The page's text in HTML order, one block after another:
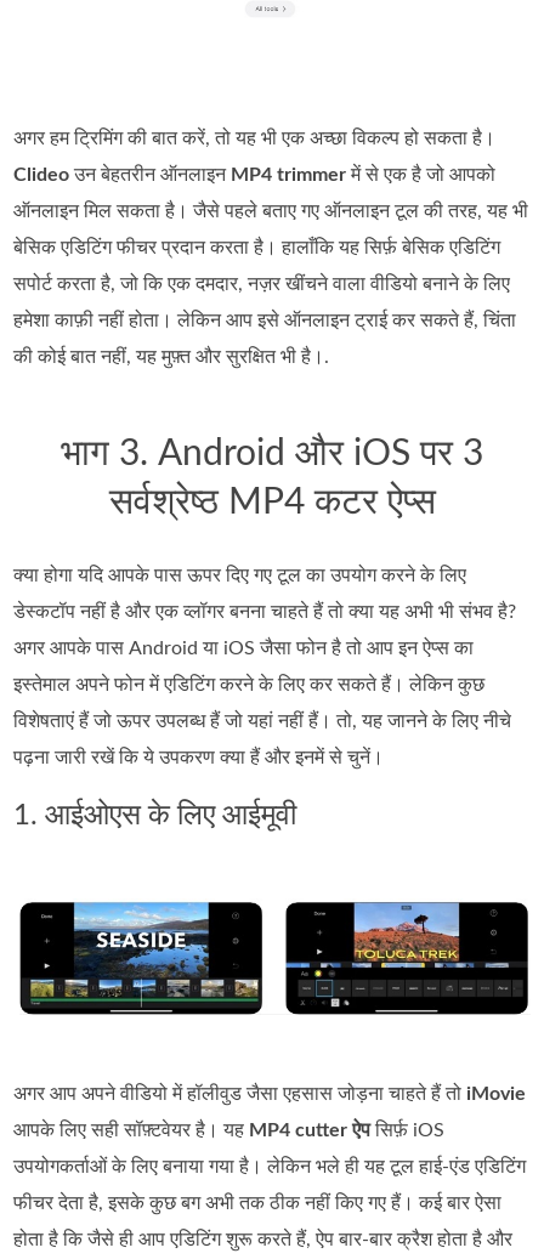
अगर हम ट्रिमिंग की बात करें, तो यह भी एक अच्छा विकल्प हो सकता है।
Clideoउन बेहतरीन ऑनलाइन MP4 trimmerमें से एक है जो आपको
ऑनलाइन मिल सकता है। जैसे पहले बताए गए ऑनलाइन टूल की तरह, यह भी
बेसिक एडिटिंग फीचर प्रदान करता है। हालाँकि यह सिर्फ़ बेसिक एडिटिंग
सपोर्ट करता है, जो कि एक दमदार, नज़र खींचने वाला वीडियो बनाने के लिए
हमेशा काफ़ी नहीं होता। लेकिन आप इसे ऑनलाइन ट्राई कर सकते हैं, चिंता
की कोई बात नहीं, यह मुफ़्त और सुरक्षित भी है।.
भाग 3. Android और iOS पर 3
सर्वश्रेष्ठ MP4 कटर ऐप्स
क्या होगा यदि आपके पास ऊपर दिए गए टूल का उपयोग करने के लिए
डेस्कटॉप नहीं है और एक व्लॉगर बनना चाहते हैं तो क्या यह अभी भी संभव है?
अगर आपके पास Android या iOS जैसा फोन है तो आप इन ऐप्स का
इस्तेमाल अपने फोन में एडिटिंग करने के लिए कर सकते हैं। लेकिन कुछ
विशेषताएं हैं जो ऊपर उपलब्ध हैं जो यहां नहीं हैं। तो, यह जानने के लिए नीचे
पढ़ना जारी रखें कि ये उपकरण क्या हैं और इनमें से चुनें।
1. आईओएस के लिए आईमूवी
अगर आप अपने वीडियो में हॉलीवुड जैसा एहसास जोड़ना चाहते हैं तो iMovie
आपके लिए सही सॉफ़्टवेयर है। यह MP4 cutter ऐपसिर्फ़ iOS
उपयोगकर्ताओं के लिए बनाया गया है। लेकिन भले ही यह टूल हाई‑एंड एडिटिंग
फीचर देता है, इसके कुछ बग अभी तक ठीक नहीं किए गए हैं। कई बार ऐसा
होता है कि जैसे ही आप एडिटिंग शुरू करते हैं, ऐप बार‑बार क्रैश होता है और